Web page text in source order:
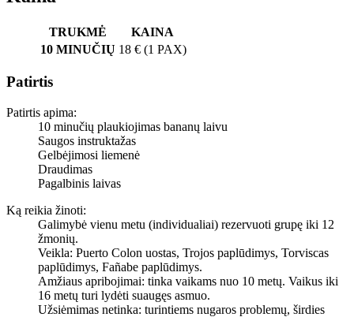
TRUKMĖ
KAINA
10 MINUČIŲ 18 € (1 PAX)
Patirtis
Patirtis apima:
10 minučių plaukiojimas bananų laivu
Saugos instruktažas
Gelbėjimosi liemenė
Draudimas
Pagalbinis laivas
Ką reikia žinoti:
Galimybė vienu metu (individualiai) rezervuoti grupę iki 12
žmonių.
Veikla: Puerto Colon uostas, Trojos paplūdimys, Torviscas
paplūdimys, Fañabe paplūdimys.
Amžiaus apribojimai: tinka vaikams nuo 10 metų. Vaikus iki
16 metų turi lydėti suaugęs asmuo.
Užsiėmimas netinka: turintiems nugaros problemų, širdies